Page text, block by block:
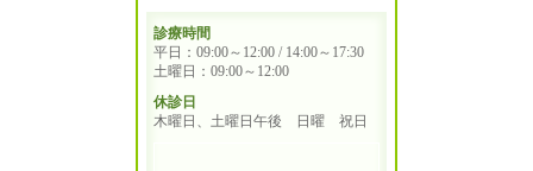
診療時間
平日：09:00～12:00 / 14:00～17:30
土曜日：09:00～12:00
休診日
木曜日、土曜日午後 日曜 祝日